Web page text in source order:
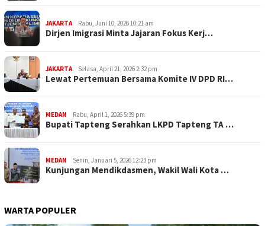
JAKARTA Rabu, Juni 10, 2026 10:21 am
Dirjen Imigrasi Minta Jajaran Fokus Kerj…
JAKARTA Selasa, April 21, 2026 2:32 pm
Lewat Pertemuan Bersama Komite IV DPD RI…
MEDAN Rabu, April 1, 2026 5:39 pm
Bupati Tapteng Serahkan LKPD Tapteng TA …
MEDAN Senin, Januari 5, 2026 12:23 pm
Kunjungan Mendikdasmen, Wakil Wali Kota …
WARTA POPULER